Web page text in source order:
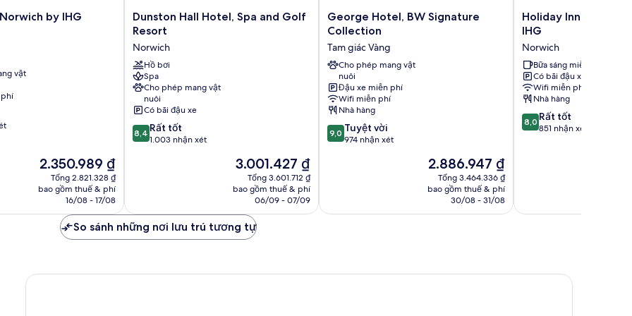
by IHG
vật
Giá
hiện
tại
2.350.989 ₫
2.350.989 ₫
Tổng 2.821.328 ₫
bao gồm thuế & phí
16/08 - 17/08
Dunston
Hall
Spa
and
Golf
Resort
Norwich
Dunston Hall Hotel, Spa and Golf
Resort
Norwich
Hồ bơi
Spa
Cho phép mang vật
nuôi
Có bãi đậu xe
8.4
trên
xét
8,4 Rất tốt
1.003 nhận xét
Giá
hiện
tại
3.001.427 ₫
3.001.427 ₫
Tổng 3.601.712 ₫
bao gồm thuế & phí
06/09 - 07/09
George
Hotel,
Signature
Collection
Tam
giác
Vàng
George Hotel, BW Signature
Collection
Tam giác Vàng
Cho phép mang vật
nuôi
Đậu xe miễn phí
Wifi miễn phí
Nhà hàng
9.0
trên
xét
9,0 Tuyệt vời
974 nhận xét
Giá
hiện
tại
2.886.947 ₫
2.886.947 ₫
Tổng 3.464.336 ₫
bao gồm thuế & phí
30/08 - 31/08
Holiday
Inn
Norwich
by
IHG
Norwich
Holiday Inn Express
IHG
Norwich
Bữa sáng miễn phí
Có bãi đậu xe
Wifi miễn phí
Nhà hàng
8.0
trên
8,0 Rất tốt
851 nhận xét
So sánh những nơi lưu trú tương tự